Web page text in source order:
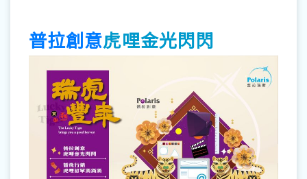
普拉創意虎哩金光閃閃